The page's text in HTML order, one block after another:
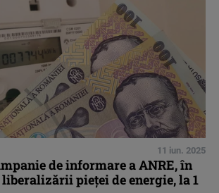
11 iun. 2025
de informare a ANRE, în
pieței de energie, la 1